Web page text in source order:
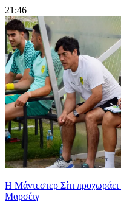
21:46
Η Μάντεστερ Σίτι
Μαρσέιγ